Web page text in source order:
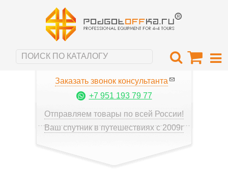
Заказать звонок консультанта
+7 951 193 79 77
Отправляем товары по всей России!
Ваш спутник в путешествиях с 2009г